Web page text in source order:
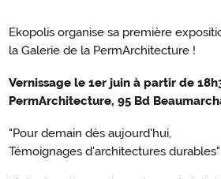
Ekopolis organise sa première
la Galerie de la PermArchitecture !
Vernissage le 1er juin à partir de
PermArchitecture, 95 Bd
"Pour demain dès aujourd'hui,
Témoignages d'architectures durables"